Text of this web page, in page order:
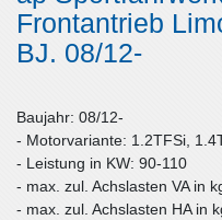
Frontantrieb
BJ. 08/12-
Baujahr: 08/12-
- Motorvariante: 1.2TFSi,
- Leistung in KW: 90-110
- max. zul. Achslasten VA in
- max. zul. Achslasten HA in